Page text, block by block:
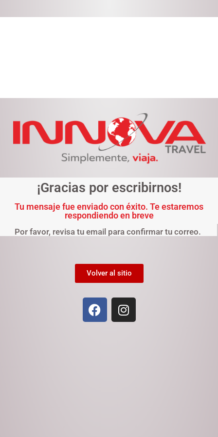
¡Gracias por escribirnos!
Tu mensaje fue enviado con éxito. Te estaremos
respondiendo en breve
Por favor, revisa tu email para confirmar tu correo.
Volver al sitio